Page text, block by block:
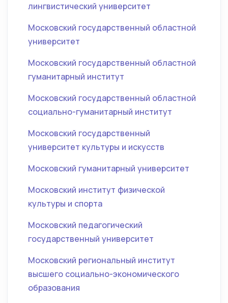
лингвистический университет
Московский государственный областной
университет
Московский государственный областной
гуманитарный институт
Московский государственный областной
социально-гуманитарный институт
Московский государственный
университет культуры и искусств
Московский гуманитарный университет
Московский институт физической
культуры и спорта
Московский педагогический
государственный университет
Московский региональный институт
высшего социально-экономического
образования